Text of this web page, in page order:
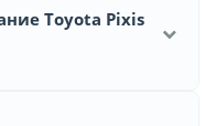
Toyota Pixis